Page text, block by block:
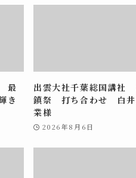
最
き
出雲大社千葉総国講社
鎮祭 打ち合わせ 白井
業様
2026年8月6日